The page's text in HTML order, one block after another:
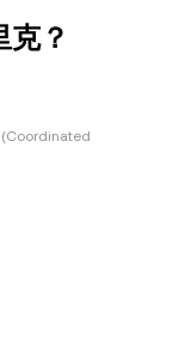
克？
(Coordinated